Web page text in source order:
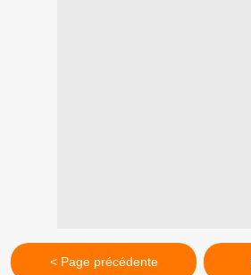
< Page précédente